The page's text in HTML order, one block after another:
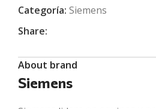
Categoría: Siemens
Share:
About brand
Siemens